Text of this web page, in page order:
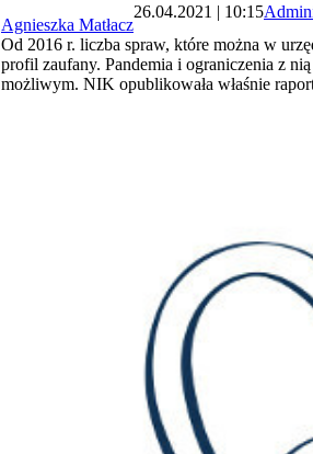
Agnieszka Matłacz
26.04.2021 | 10:15
Od 2016 r. liczba spraw, które można w
profil zaufany. Pandemia i ograniczenia z
możliwym. NIK opublikowała właśnie